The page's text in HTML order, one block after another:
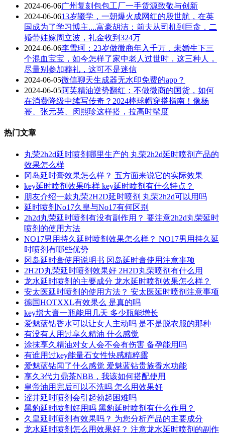
2024-06-06广州复刻包包工厂一手货源致敬与创新
2024-06-0613岁辍学，一朝爆火成网红的殷世航，在英
国成为了学习博主....富豪胡洁：前夫从司机到巨贪，二
婚带娃嫁周立波，礼金收到324万
2024-06-06李雪珂：23岁做微商年入千万，未婚生下三
个混血宝宝，如今怎样了家中老人过世时，这三种人，
尽量别参加葬礼，这可不是迷信
2024-06-05微信聊天生成器无水印免费的app？
2024-06-05阿芙精油逆势翻红：不做微商的国货，如何
在消费降级中续写传奇？2024棒球帽穿搭指南！像杨
幂、张元英、闵熙珍这样搭，拉高时髦度
热门文章
丸荣2h2d延时喷剂哪里生产的 丸荣2h2d延时喷剂产品的
效果怎么样
冈岛延时膏效果怎么样？ 五方面来说它的实际效果
key延时喷剂效果咋样 key延时喷剂有什么特点？
朋友介绍一款丸荣2H2D延时喷剂 丸荣2h2d可以用吗
延时喷剂No17久皇与No17有何区别
2h2d丸荣延时喷剂有没有副作用？ 要注意2h2d丸荣延时
喷剂的使用方法
NO17男用持久延时喷剂效果怎么样？ NO17男用持久延
时喷剂有哪些优势
冈岛延时膏使用说明书 冈岛延时膏使用注意事项
2H2D丸荣延时喷剂效果好 2H2D丸荣喷剂有什么用
龙水延时喷剂的主要成分 龙水延时喷剂效果怎么样？
安太医延时喷剂的使用方法？ 安太医延时喷剂注意事项
德国HOTXXL有效果么 是真的吗
key增大膏一瓶能用几天 多少瓶能增长
爱魅蓝钻香水可以让女人主动吗 是不是脱衣服的那种
有没有人用过享久精油 什么感觉
涂抹享久精油对女人会不会有伤害 备孕能用吗
有谁用过key能量石女性快感精粹露
爱魅蓝钻闻了什么感觉 爱魅蓝钻贵族香水功能
享久3代力鼎茶NBB，我该如何搭配使用
皇帝油用完后可以不洗吗 怎么用效果好
涩井延时喷剂会引起勃起困难吗
黑豹延时喷剂好用吗 黑豹延时喷剂有什么作用？
久皇延时喷剂有效果吗？ 为您分析产品的主要成分
龙水延时喷剂怎么用效果好？ 注意龙水延时喷剂的副作